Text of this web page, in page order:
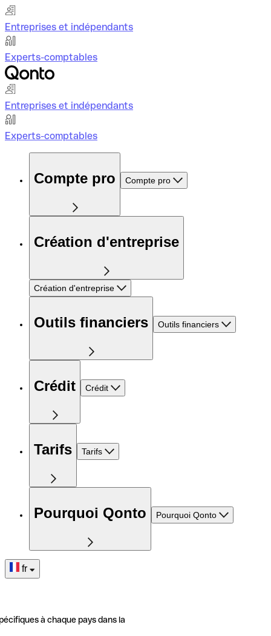
Entreprises et indépendants
Experts-comptables
Entreprises et indépendants
Experts-comptables
Compte pro Compte pro
Création d'entreprise
Création d'entreprise
Outils financiers Outils financiers
Crédit Crédit
Tarifs Tarifs
Pourquoi Qonto Pourquoi Qonto
fr
à chaque pays dans la